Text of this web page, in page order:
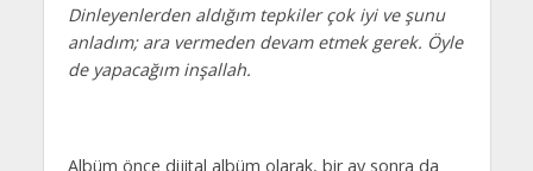
Dinleyenlerden aldığım tepkiler çok iyi ve şunu
anladım; ara vermeden devam etmek gerek. Öyle
de yapacağım inşallah.
Albüm önce dijital albüm olarak, bir ay sonra da